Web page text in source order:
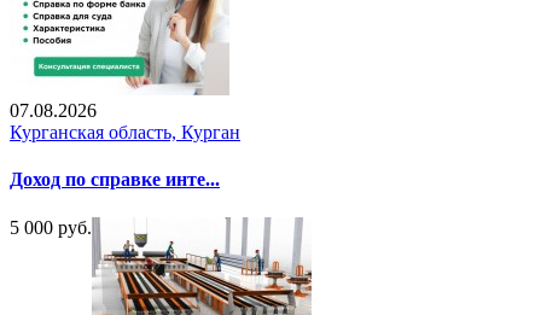
07.08.2026
Курганская область, Курган
Доход по справке инте...
5 000 руб.